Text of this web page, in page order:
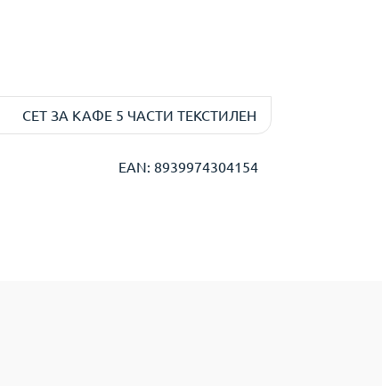
СЕТ ЗА КАФЕ 5 ЧАСТИ ТЕКСТИЛЕН
EAN: 8939974304154